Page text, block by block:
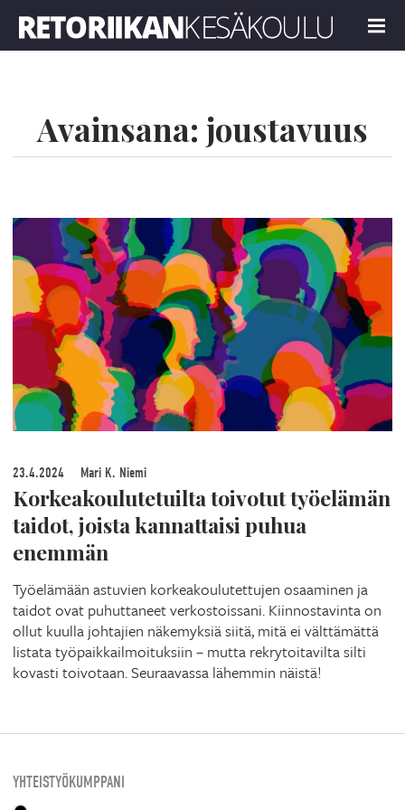
MENU
Avainsana: joustavuus
23.4.2024 Mari K. Niemi
Korkeakoulutetuilta toivotut työelämän
taidot, joista kannattaisi puhua
enemmän
Työelämään astuvien korkeakoulutettujen osaaminen ja
taidot ovat puhuttaneet verkostoissani. Kiinnostavinta on
ollut kuulla johtajien näkemyksiä siitä, mitä ei välttämättä
listata työpaikkailmoituksiin – mutta rekrytoitavilta silti
kovasti toivotaan. Seuraavassa lähemmin näistä!
YHTEISTYÖKUMPPANI